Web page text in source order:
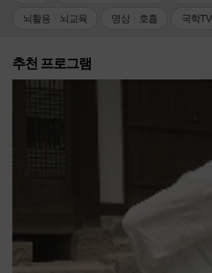
뇌활용ㆍ뇌교육 명상ㆍ호흡 국학TV
추천 프로그램